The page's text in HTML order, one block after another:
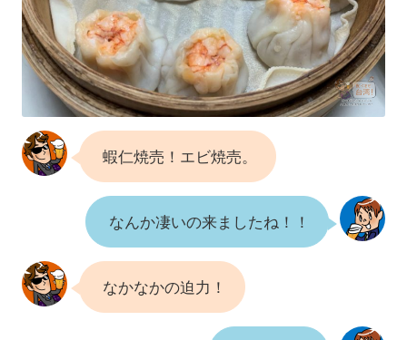
蝦仁焼売！エビ焼売。
なんか凄いの来ましたね！！
なかなかの迫力！